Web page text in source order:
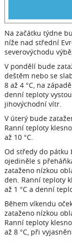
Na začátku týdne
níže nad střední
severovýchodu
V pondělí bude
deštěm nebo se
8 až 4 °C, na
denní teploty
jihovýchodní vítr.
V úterý bude
Ranní teploty
až 10 °C.
Od středy do pátku
ojediněle s
zataženo nízkou
den. Ranní teploty
až 1 °C a denní
Během víkendu
zataženo nízkou
Ranní teploty
až 8 °C, při